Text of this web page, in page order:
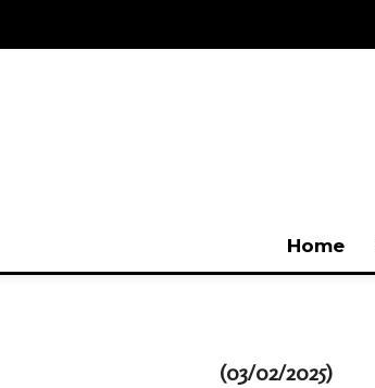
Home
(03/02/2025)